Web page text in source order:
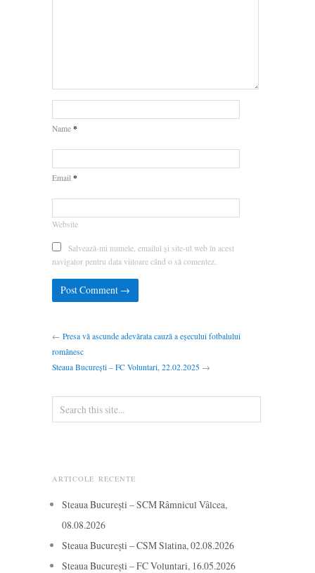
Name *
Email *
Website
Salvează-mi numele, emailul și site-ul web în acest
navigator pentru data viitoare când o să comentez.
← Presa vă ascunde adevărata cauză a eșecului fotbalului
românesc
Steaua București – FC Voluntari, 22.02.2025 →
ARTICOLE RECENTE
Steaua București – SCM Râmnicul Vâlcea,
08.08.2026
Steaua București – CSM Slatina, 02.08.2026
Steaua București – FC Voluntari, 16.05.2026